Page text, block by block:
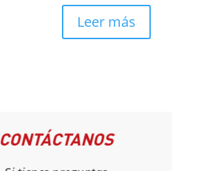
Leer más
CONTÁCTANOS